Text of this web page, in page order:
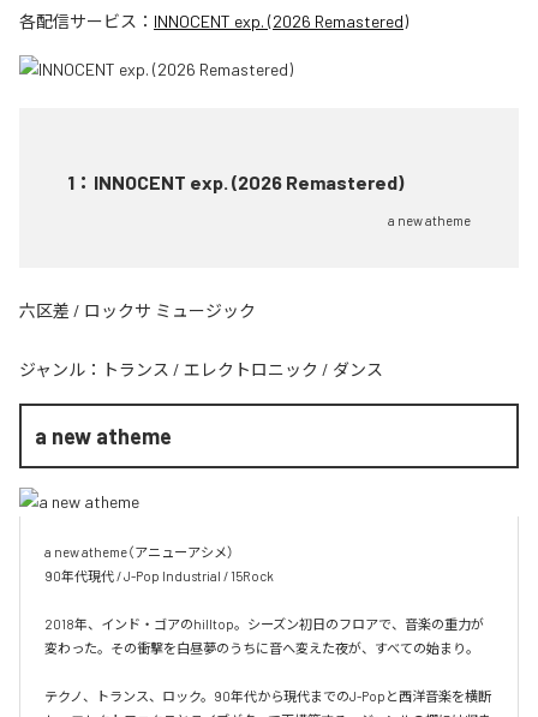
各配信サービス： INNOCENT exp. (2026 Remastered)
1 ： INNOCENT exp. (2026 Remastered)
a new atheme
六区差 / ロックサ ミュージック
ジャンル： トランス / エレクトロニック / ダンス
a new atheme
a new atheme（アニューアシメ）
90年代現代 / J-Pop Industrial / 15Rock
2018年、インド・ゴアのhilltop。シーズン初日のフロアで、音楽の重力が
変わった。その衝撃を白昼夢のうちに音へ変えた夜が、すべての始まり。
テクノ、トランス、ロック。90年代から現代までのJ-Popと西洋音楽を横断